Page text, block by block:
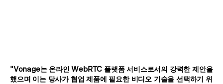
"Vonage는 온라인 WebRTC 플랫폼 서비스로서의 강력한 제안을
했으며 이는 당사가 협업 제품에 필요한 비디오 기술을 선택하기 위